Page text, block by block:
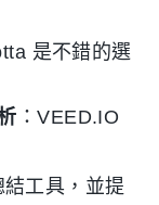
是不錯的選
：VEED.IO
工具，並提